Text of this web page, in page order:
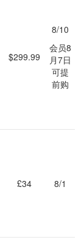
$299.99
8/10
会员8
月7日
可提
前购
£34 8/1